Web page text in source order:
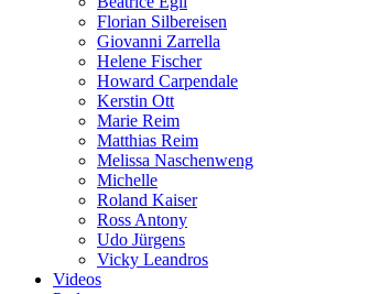
Florian Silbereisen
Giovanni Zarrella
Helene Fischer
Howard Carpendale
Kerstin Ott
Marie Reim
Matthias Reim
Melissa Naschenweng
Michelle
Roland Kaiser
Ross Antony
Udo Jürgens
Vicky Leandros
Videos